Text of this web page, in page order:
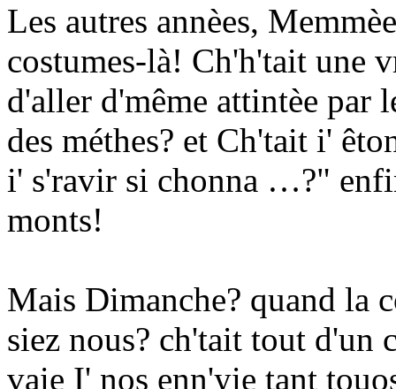
Les autres annèes,
costumes-là! Ch'h'tait une
d'aller d'même attintèe par
des méthes? et Ch'tait i'
i' s'ravir si chonna …?"
monts!
Mais Dimanche? quand la
siez nous? ch'tait tout d'un
vaie I' nos enn'yie tant